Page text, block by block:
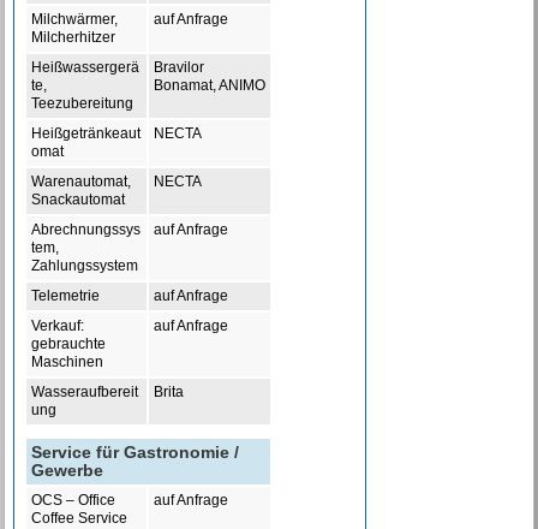
Milchwärmer,
Milcherhitzer
auf Anfrage
Heißwassergerä
te,
Teezubereitung
Bravilor
Bonamat, ANIMO
Heißgetränkeaut
omat
NECTA
Warenautomat,
Snackautomat
NECTA
Abrechnungssys
tem,
Zahlungssystem
auf Anfrage
Telemetrie
auf Anfrage
Verkauf:
gebrauchte
Maschinen
auf Anfrage
Wasseraufbereit
ung
Brita
Service für Gastronomie /
Gewerbe
OCS – Office
Coffee Service
auf Anfrage